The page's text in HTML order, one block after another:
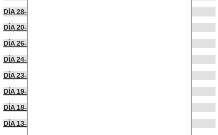
DÍA 28-06-2022
DÍA 20-06-2022
DÍA 26-05-2022
DÍA 24-05-2022
DÍA 23-05-2022
DÍA 19-05-2022
DÍA 18-05-2022
DÍA 13-05-2022